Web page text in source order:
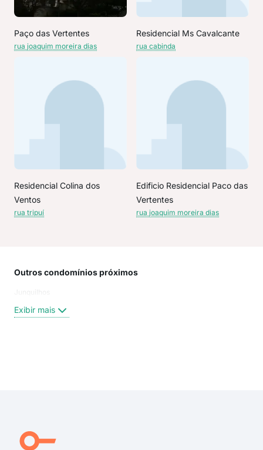
Paço das Vertentes
rua joaquim moreira dias
Residencial Ms Cavalcante
rua cabinda
Residencial Colina dos
Ventos
rua tripuí
Edificio Residencial Paco das
Vertentes
rua joaquim moreira dias
Outros condomínios próximos
Junquilhos
Exibir mais